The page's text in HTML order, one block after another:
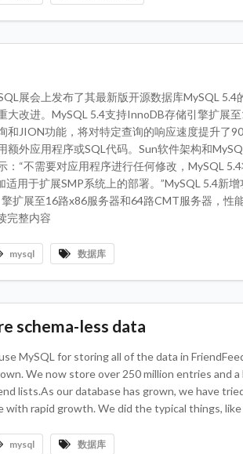
展会上发布了其最新版开源数据库MySQL
大改进。MySQL 5.4支持InnoDB存储引擎扩展
和JION功能，将对特定查询的响应速度提升了
额外应用程序或SQL代码。Sun软件架构和
：“不需要对应用程序进行任何修改，MySQL
适用于扩展SMP系统上的部署。”MySQL 5.4新
扩展至16路x86服务器和64路CMT服务器，性
完整内容
mysql 数据库
schema-less data
MySQL for storing all of the data in
We now store over 250 million entries and
lists.As our database has grown, we have
with rapid growth. We did the typical things,
mysql 数据库